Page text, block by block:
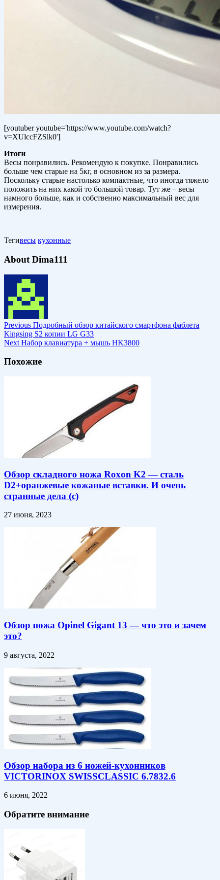
[youtuber youtube='https://www.youtube.com/watch?
v=XUlccFZSlk0']
Итоги
Весы понравились. Рекомендую к покупке. Понравились
больше чем старые на 5кг, в основном из за размера.
Поскольку старые настолько компактные, что иногда тяжело
положить на них какой то большой товар. Тут же – весы
намного больше, как и собственно максимальный вес для
измерения.
Тегивесы кухонные
About Dima111
Previous Подробный обзор китайского смартфона фаблета
Kingsing S2 копии LG G33
Next Набор клавиатура + мышь HK3800
Похожие
Обзор складного ножа Roxon K2 — сталь
D2+оранжевые кожаные вставки. И очень
странные дела (с)
27 июня, 2023
Обзор ножа Opinel Gigant 13 — что это и зачем
это?
9 августа, 2022
Обзор набора из 6 ножей-кухонников
VICTORINOX SWISSCLASSIC 6.7832.6
6 июня, 2022
Обратите внимание